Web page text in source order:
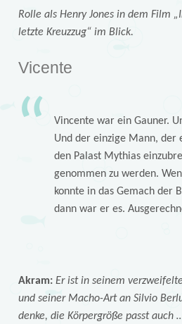
Rolle als Henry Jones in dem Film
letzte Kreuzzug“ im Blick.
Vicente
Vincente war ein Gauner.
Und der einzige Mann, der
den Palast Mythias
genommen zu werden.
konnte in das Gemach der
dann war er es.
Akram: Er ist in seinem
und seiner Macho-Art an Silvio
denke, die Körpergröße passt auch